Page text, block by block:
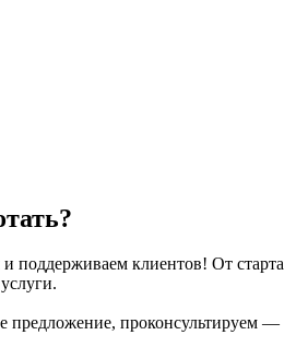
поддерживаем клиентов! От старта
предложение, проконсультируем —